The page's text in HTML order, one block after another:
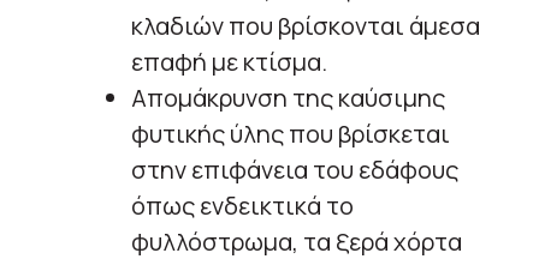
κλαδιών που βρίσκονται άμεσα
επαφή με κτίσμα.
Απομάκρυνση της καύσιμης
φυτικής ύλης που βρίσκεται
στην επιφάνεια του εδάφους
όπως ενδεικτικά το
φυλλόστρωμα, τα ξερά χόρτα